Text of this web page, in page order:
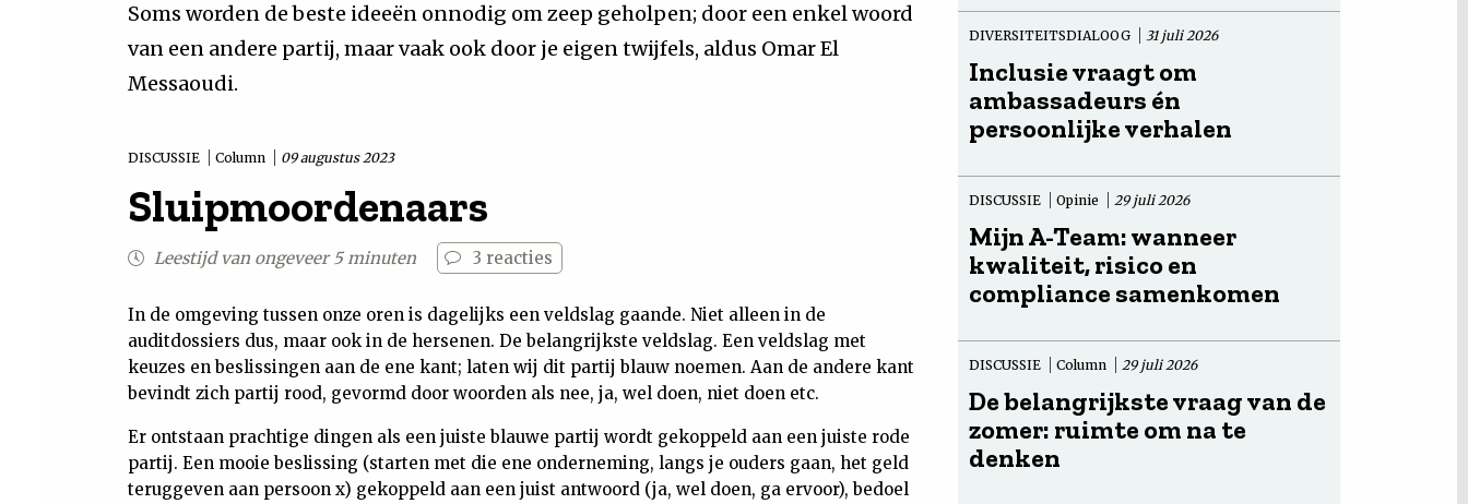
Soms worden de beste ideeën onnodig om zeep geholpen; door een enkel woord
van een andere partij, maar vaak ook door je eigen twijfels, aldus Omar El
Messaoudi.
DISCUSSIE Column 09 augustus 2023
Sluipmoordenaars
Leestijd van ongeveer 5 minuten 3 reacties
In de omgeving tussen onze oren is dagelijks een veldslag gaande. Niet alleen in de
auditdossiers dus, maar ook in de hersenen. De belangrijkste veldslag. Een veldslag met
keuzes en beslissingen aan de ene kant; laten wij dit partij blauw noemen. Aan de andere kant
bevindt zich partij rood, gevormd door woorden als nee, ja, wel doen, niet doen etc.
Er ontstaan prachtige dingen als een juiste blauwe partij wordt gekoppeld aan een juiste rode
partij. Een mooie beslissing (starten met die ene onderneming, langs je ouders gaan, het geld
teruggeven aan persoon x) gekoppeld aan een juist antwoord (ja, wel doen, ga ervoor), bedoel
DIVERSITEITSDIALOOG 31 juli 2026
Inclusie vraagt om
ambassadeurs én
persoonlijke verhalen
DISCUSSIE Opinie 29 juli 2026
Mijn A-Team: wanneer
kwaliteit, risico en
compliance samenkomen
DISCUSSIE Column 29 juli 2026
De belangrijkste vraag van de
zomer: ruimte om na te
denken